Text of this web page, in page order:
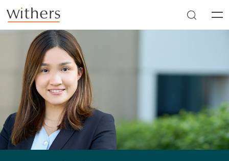
Skip to main content